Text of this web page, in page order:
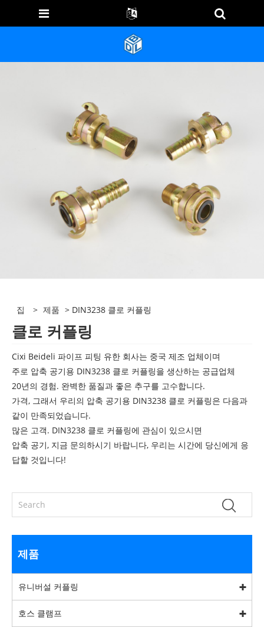
집 > 제품 > DIN3238 클로 커플링
클로 커플링
Cixi Beideli 파이프 피팅 유한 회사는 중국 제조 업체이며
주로 압축 공기용 DIN3238 클로 커플링을 생산하는 공급업체
20년의 경험. 완벽한 품질과 좋은 추구를 고수합니다.
가격, 그래서 우리의 압축 공기용 DIN3238 클로 커플링은 다음과
같이 만족되었습니다.
많은 고객. DIN3238 클로 커플링에 관심이 있으시면
압축 공기, 지금 문의하시기 바랍니다, 우리는 시간에 당신에게 응
답할 것입니다!
제품
유니버설 커플링
호스 클램프